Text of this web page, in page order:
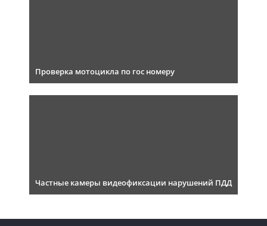
Проверка мотоцикла по гос номеру
Частные камеры видеофиксации нарушений ПДД